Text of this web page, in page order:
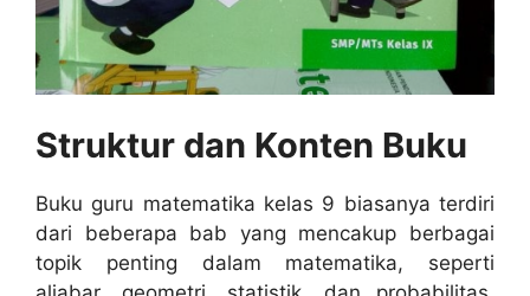
Struktur dan Konten Buku
Buku guru matematika kelas 9 biasanya terdiri
dari beberapa bab yang mencakup berbagai
topik penting dalam matematika, seperti